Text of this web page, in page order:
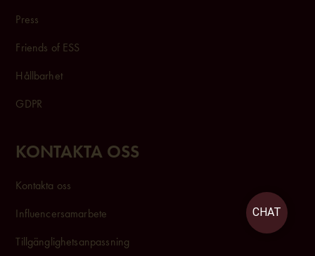
Press
Friends of ESS
Hållbarhet
GDPR
KONTAKTA OSS
Kontakta oss
Influencersamarbete
Tillgänglighetsanpassning
CHAT